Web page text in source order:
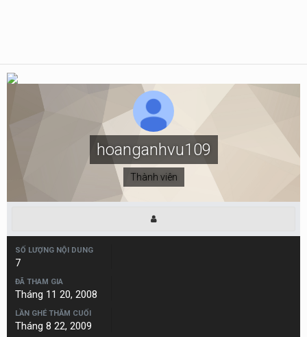
hoanganhvu109
Thành viên
SỐ LƯỢNG NỘI DUNG
7
ĐÃ THAM GIA
Tháng 11 20, 2008
LẦN GHÉ THĂM CUỐI
Tháng 8 22, 2009